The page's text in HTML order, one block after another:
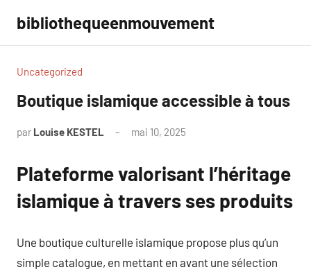
contenu
bibliothequeenmouvement
Uncategorized
Boutique islamique accessible à tous
par Louise KESTEL mai 10, 2025
Plateforme valorisant l’héritage
islamique à travers ses produits
Une boutique culturelle islamique propose plus qu’un
simple catalogue, en mettant en avant une sélection